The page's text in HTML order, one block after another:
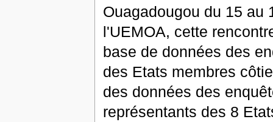
Ouagadougou du 15 au
l'UEMOA, cette
base de données des
des Etats membres
des données des
représentants des 8